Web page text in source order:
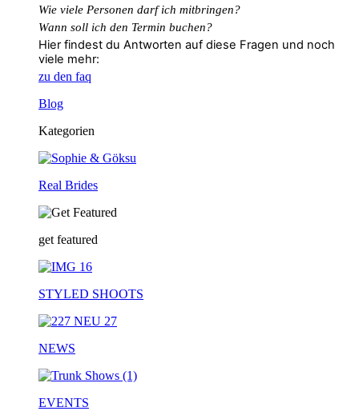
Wie viele Personen darf ich mitbringen?
Wann soll ich den Termin buchen?
Hier findest du Antworten auf diese Fragen und noch
viele mehr:
zu den faq
Blog
Kategorien
Real Brides
get featured
STYLED SHOOTS
NEWS
EVENTS